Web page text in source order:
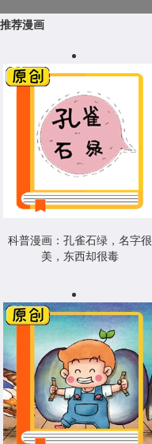
推荐漫画
科普漫画：孔雀石绿，名字很
美，东西却很毒